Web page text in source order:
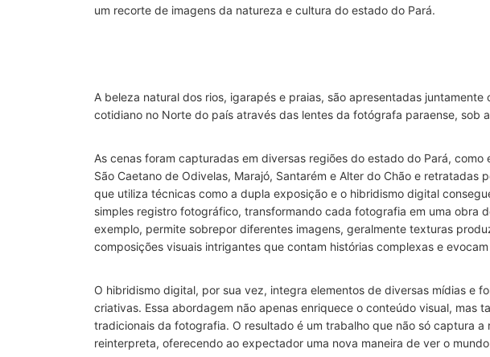
um recorte de imagens da natureza e cultura do estado do Pará.
A beleza natural dos rios, igarapés e praias, são apresentadas
cotidiano no Norte do país através das lentes da fotógrafa paraense, sob
As cenas foram capturadas em diversas regiões do estado do Pará, como
São Caetano de Odivelas, Marajó, Santarém e Alter do Chão e retratadas
que utiliza técnicas como a dupla exposição e o hibridismo digital
simples registro fotográfico, transformando cada fotografia em uma obra
exemplo, permite sobrepor diferentes imagens, geralmente texturas
composições visuais intrigantes que contam histórias complexas e
O hibridismo digital, por sua vez, integra elementos de diversas mídias e
criativas. Essa abordagem não apenas enriquece o conteúdo visual, mas
tradicionais da fotografia. O resultado é um trabalho que não só captura a
reinterpreta, oferecendo ao expectador uma nova maneira de ver o